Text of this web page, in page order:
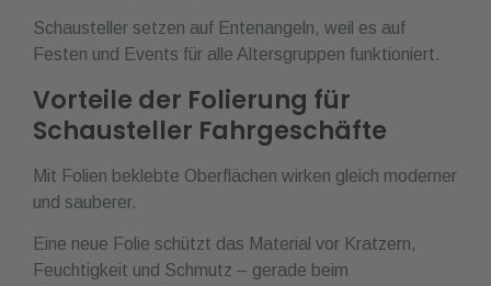
Schausteller setzen auf Entenangeln, weil es auf
Festen und Events für alle Altersgruppen funktioniert.
Vorteile der Folierung für
Schausteller Fahrgeschäfte
Mit Folien beklebte Oberflächen wirken gleich moderner
und sauberer.
Eine neue Folie schützt das Material vor Kratzern,
Feuchtigkeit und Schmutz – gerade beim